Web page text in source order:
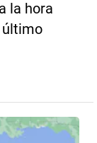
la hora
último